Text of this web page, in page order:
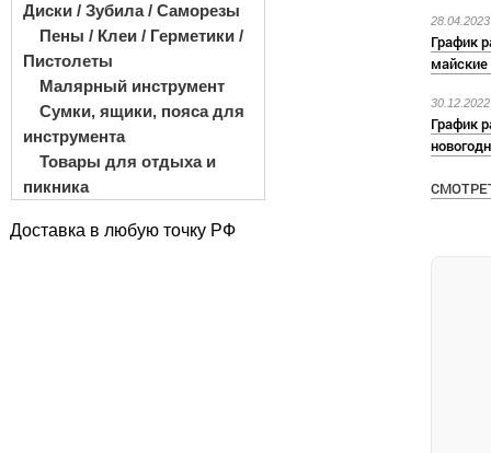
Диски / Зубила / Саморезы
Пены / Клеи / Герметики /
Пистолеты
Малярный инструмент
Сумки, ящики, пояса для
инструмента
Товары для отдыха и
пикника
Доставка в любую точку РФ
График
майские
График